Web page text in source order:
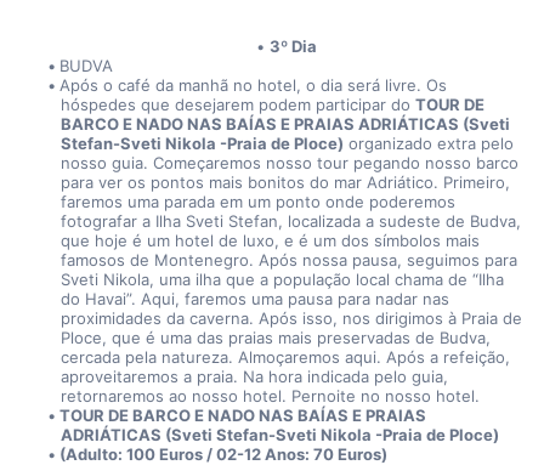
3º Dia
BUDVA
Após o café da manhã no hotel, o dia será livre. Os
hóspedes que desejarem podem participar do TOUR DE
BARCO E NADO NAS BAÍAS E PRAIAS ADRIÁTICAS (Sveti
Stefan-Sveti Nikola -Praia de Ploce) organizado extra pelo
nosso guia. Começaremos nosso tour pegando nosso barco
para ver os pontos mais bonitos do mar Adriático. Primeiro,
faremos uma parada em um ponto onde poderemos
fotografar a Ilha Sveti Stefan, localizada a sudeste de Budva,
que hoje é um hotel de luxo, e é um dos símbolos mais
famosos de Montenegro. Após nossa pausa, seguimos para
Sveti Nikola, uma ilha que a população local chama de “Ilha
do Havai”. Aqui, faremos uma pausa para nadar nas
proximidades da caverna. Após isso, nos dirigimos à Praia de
Ploce, que é uma das praias mais preservadas de Budva,
cercada pela natureza. Almoçaremos aqui. Após a refeição,
aproveitaremos a praia. Na hora indicada pelo guia,
retornaremos ao nosso hotel. Pernoite no nosso hotel.
TOUR DE BARCO E NADO NAS BAÍAS E PRAIAS
ADRIÁTICAS (Sveti Stefan-Sveti Nikola -Praia de Ploce)
(Adulto: 100 Euros / 02-12 Anos: 70 Euros)